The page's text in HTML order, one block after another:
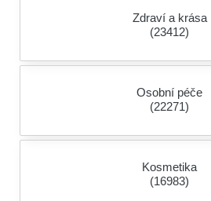
Zdraví a krása
(23412)
Osobní péče
(22271)
Kosmetika
(16983)